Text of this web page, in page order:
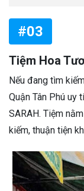
#03
Tiệm Hoa
Nếu đang tìm
Quận Tân Phú uy
SARAH. Tiệm
kiếm, thuận tiện